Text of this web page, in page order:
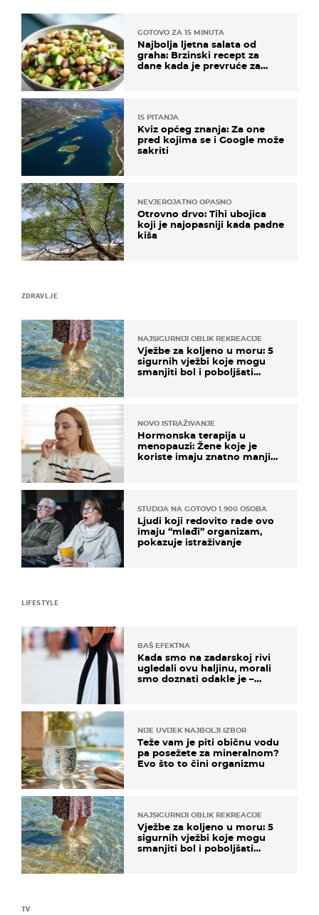
ZDRAVLJE
NAJSIGURNIJI OBLIK REKREACIJE
Vježbe za koljeno u moru: 5
sigurnih vježbi koje mogu
smanjiti bol i poboljšati
NOVO ISTRAŽIVANJE
Hormonska terapija u
menopauzi: Žene koje je
koriste imaju znatno manji
STUDIJA NA GOTOVO 1.900 OSOBA
Ljudi koji redovito rade ovo
imaju “mlađi” organizam,
pokazuje istraživanje
TV
GOTOVO ZA 15 MINUTA
Najbolja ljetna salata od
graha: Brzinski recept za
dane kada je prevruće za
15 PITANJA
Kviz općeg znanja: Za one
pred kojima se i Google može
sakriti
NEVJEROJATNO OPASNO
Otrovno drvo: Tihi ubojica
koji je najopasniji kada padne
kiša
LIFESTYLE
BAŠ EFEKTNA
Kada smo na zadarskoj rivi
ugledali ovu haljinu, morali
smo doznati odakle je –
NIJE UVIJEK NAJBOLJI IZBOR
Teže vam je piti običnu vodu
pa posežete za mineralnom?
Evo što to čini organizmu
NAJSIGURNIJI OBLIK REKREACIJE
Vježbe za koljeno u moru: 5
sigurnih vježbi koje mogu
smanjiti bol i poboljšati